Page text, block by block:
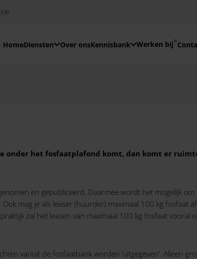
HomeDiensten Over onsKennisbank Werken bij
het fosfaatplafond komt, dan komt er
en gepubliceerd. Daarmee wordt het mogelijk
mag je als leaser (huurder) maximaal 100 kg fosfaat
zal het leasen van maximaal 100 kg fosfaat vooral
vanuit de fosfaatbank worden ‘uitgegeven’. Alleen